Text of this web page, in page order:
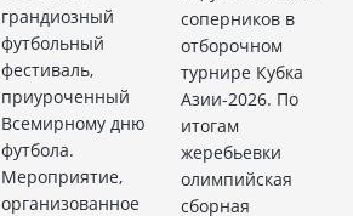
грандиозный
футбольный
фестиваль,
приуроченный
Всемирному дню
футбола.
Мероприятие,
организованное
соперников в
отборочном
турнире Кубка
Азии-2026. По
итогам
жеребьевки
олимпийская
сборная